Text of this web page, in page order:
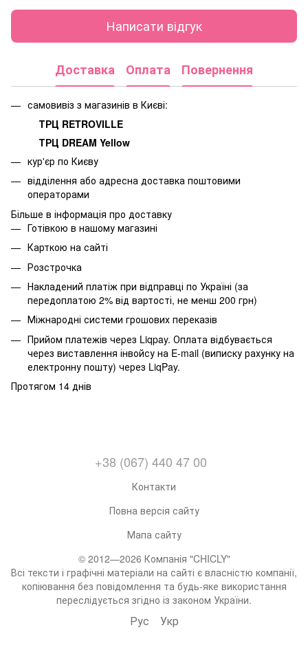
Написати відгук
Доставка Оплата Повернення
самовивіз з магазинів в Києві:
ТРЦ RETROVILLE
ТРЦ DREAM Yellow
кур'єр по Києву
відділення або адресна доставка поштовими
операторами
Більше в інформація про доставку
Готівкою в нашому магазині
Карткою на сайті
Розстрочка
Накладений платіж при відправці по Україні (за
передоплатою 2% від вартості, не менш 200 грн)
Міжнародні системи грошових переказів
Прийом платежів через Liqpay. Оплата відбувається
через виставлення інвойсу на E-mail (виписку рахунку на
електронну пошту) через LiqPay.
Протягом 14 днів
+38 (067) 440 47 00
Контакти
Повна версія сайту
Мапа сайту
© 2012—2026 Компанія "CHICLY"
Всі тексти і графічні матеріали на сайті є власністю компанії,
копіювання без повідомлення та будь-яке використання
переслідується згідно із законом України.
Рус Укр